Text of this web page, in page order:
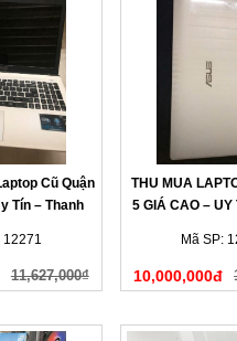
Cũ Quận
Tín – Thanh
12271
11,627,000₫
THU MUA
5 GIÁ CAO – UY
Mã SP:
10,000,000đ